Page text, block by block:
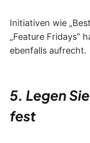
Initiativen wie
„Feature Fridays”
ebenfalls aufrecht.
5. Legen
fest